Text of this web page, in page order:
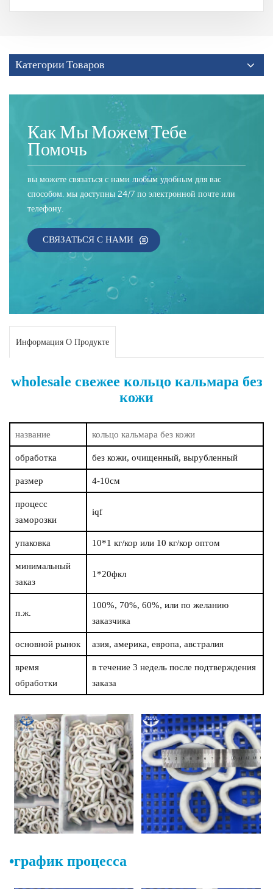
Категории Товаров
Как Мы Можем Тебе
Помочь
вы можете связаться с нами любым удобным для вас
способом. мы доступны 24/7 по электронной почте или
телефону.
СВЯЗАТЬСЯ С НАМИ
Информация О Продукте
wholesale свежее кольцо кальмара без
кожи
название кольцо кальмара без кожи
обработка без кожи, очищенный, вырубленный
размер 4-10см
процесс
заморозки
iqf
упаковка 10*1 кг/кор или 10 кг/кор оптом
минимальный
заказ
1*20фкл
п.ж.
100%, 70%, 60%, или по желанию
заказчика
основной рынок азия, америка, европа, австралия
время
обработки
в течение 3 недель после подтверждения
заказа
•график процесса